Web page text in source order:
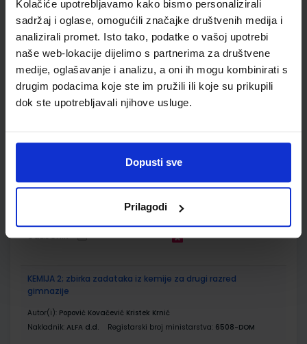
Kolačiće upotrebljavamo kako bismo personalizirali
sadržaj i oglase, omogućili značajke društvenih medija i
analizirali promet. Isto tako, podatke o vašoj upotrebi
naše web-lokacije dijelimo s partnerima za društvene
medije, oglašavanje i analizu, a oni ih mogu kombinirati s
drugim podacima koje ste im pružili ili koje su prikupili
dok ste upotrebljavali njihove usluge.
Dopusti sve
Prilagodi
ŠIFRA OMOTA:
Udžbenik
FIZIKA OKO NAS 2; zbirka zadataka za fiziku u drugom
razredu srednjih škola s četverogodišnjim programom fizike
Nakladnik:ŠKOLSKA KNJIGA d.d.
Registarski broj ministarstva:
SKU:567659 CIJENA:17,20 €
Udžbenik
KEMIJA 2; zbirka zadataka iz kemije za drugi razred
gimnazije
Autor(i): Popović Kovačević Kristek Krnić
Nakladnik: ALFA d.d. Registarski broj ministarstva: 6508-DOM